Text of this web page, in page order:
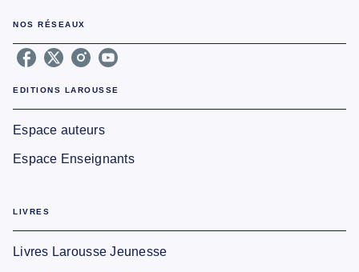
NOS RÉSEAUX
EDITIONS LAROUSSE
Espace auteurs
Espace Enseignants
LIVRES
Livres Larousse Jeunesse